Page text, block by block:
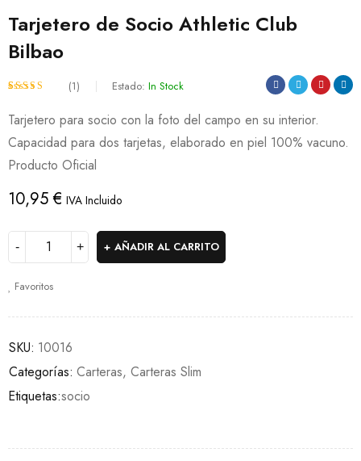
Tarjetero de Socio Athletic Club
Bilbao
valoración
cliente
(1) Estado: In Stock
Tarjetero para socio con la foto del campo en su interior.
Capacidad para dos tarjetas, elaborado en piel 100% vacuno.
Producto Oficial
10,95€ IVA Incluido
AÑADIR AL CARRITO
Favoritos
SKU: 10016
Categorías: Carteras, Carteras Slim
Etiquetas:socio